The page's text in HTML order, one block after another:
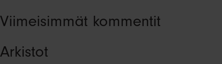
Viimeisimmät kommentit
Arkistot